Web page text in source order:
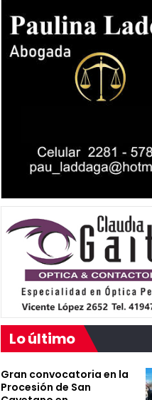
Lo último
Gran convocatoria en la
Procesión de San